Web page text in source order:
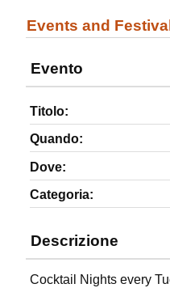
Events and
Evento
Titolo:
Quando:
Dove:
Categoria:
Descrizione
Cocktail Nights every